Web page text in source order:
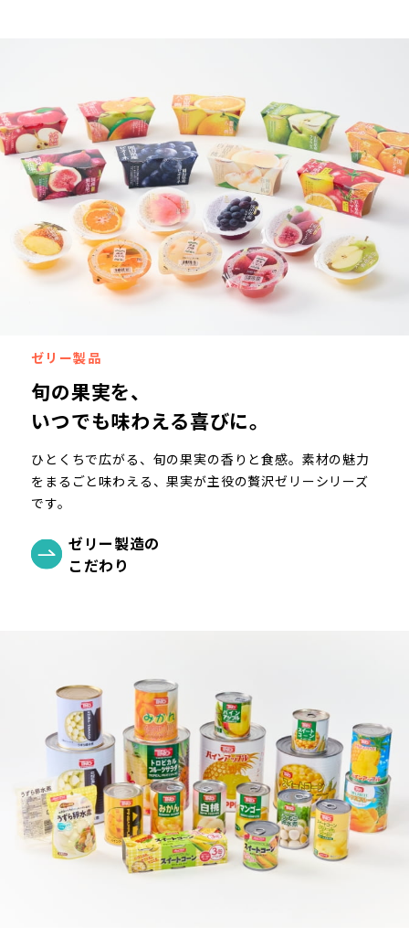
ゼリー製品
旬の果実を、
いつでも味わえる喜びに。
ひとくちで広がる、旬の果実の香りと食感。素材の魅力
をまるごと味わえる、果実が主役の贅沢ゼリーシリーズ
です。
ゼリー製造の
こだわり